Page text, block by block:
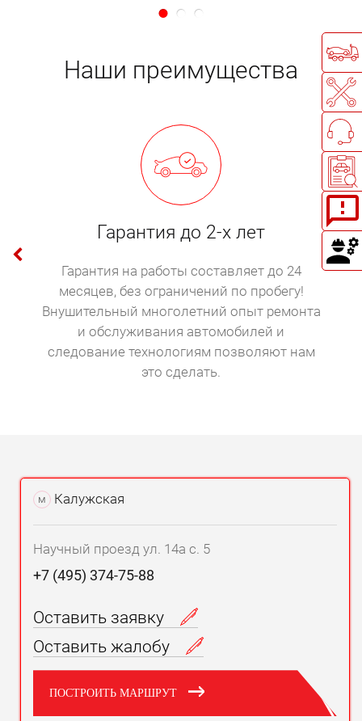
Наши преимущества
Гарантия до 2-х лет
Гарантия на работы составляет до 24
месяцев, без ограничений по пробегу!
Внушительный многолетний опыт ремонта
и обслуживания автомобилей и
следование технологиям позволяют нам
это сделать.
м Калужская
Научный проезд ул. 14а с. 5
+7 (495) 374-75-88
Оставить заявку
Оставить жалобу
ПОСТРОИТЬ МАРШРУТ